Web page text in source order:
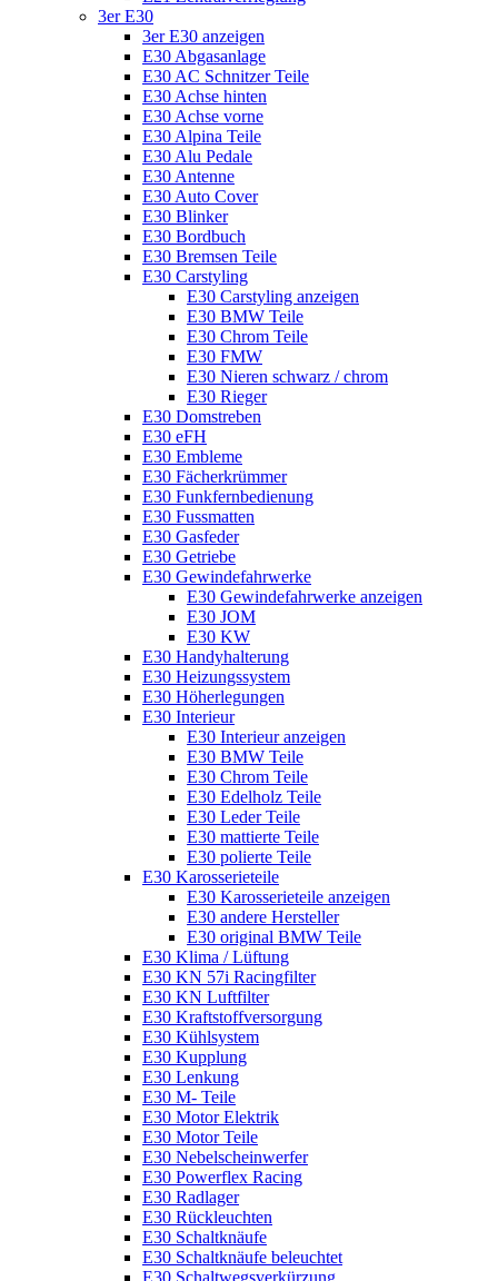
3er E30
3er E30 anzeigen
E30 Abgasanlage
E30 AC Schnitzer Teile
E30 Achse hinten
E30 Achse vorne
E30 Alpina Teile
E30 Alu Pedale
E30 Antenne
E30 Auto Cover
E30 Blinker
E30 Bordbuch
E30 Bremsen Teile
E30 Carstyling
E30 Carstyling anzeigen
E30 BMW Teile
E30 Chrom Teile
E30 FMW
E30 Nieren schwarz / chrom
E30 Rieger
E30 Domstreben
E30 eFH
E30 Embleme
E30 Fächerkrümmer
E30 Funkfernbedienung
E30 Fussmatten
E30 Gasfeder
E30 Getriebe
E30 Gewindefahrwerke
E30 Gewindefahrwerke anzeigen
E30 JOM
E30 KW
E30 Handyhalterung
E30 Heizungssystem
E30 Höherlegungen
E30 Interieur
E30 Interieur anzeigen
E30 BMW Teile
E30 Chrom Teile
E30 Edelholz Teile
E30 Leder Teile
E30 mattierte Teile
E30 polierte Teile
E30 Karosserieteile
E30 Karosserieteile anzeigen
E30 andere Hersteller
E30 original BMW Teile
E30 Klima / Lüftung
E30 KN 57i Racingfilter
E30 KN Luftfilter
E30 Kraftstoffversorgung
E30 Kühlsystem
E30 Kupplung
E30 Lenkung
E30 M- Teile
E30 Motor Elektrik
E30 Motor Teile
E30 Nebelscheinwerfer
E30 Powerflex Racing
E30 Radlager
E30 Rückleuchten
E30 Schaltknäufe
E30 Schaltknäufe beleuchtet
E30 Schaltwegsverkürzung